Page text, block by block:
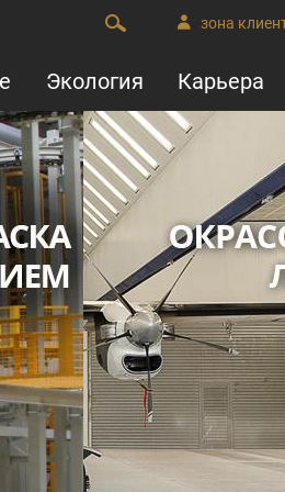
зона
Экология Карьера